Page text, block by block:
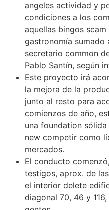
angeles actividad y
condiciones a los
aquellas bingos
gastronomía sumado
secretario common
Pablo Santín, según
Este proyecto irá
la mejora de la
junto al resto para
comienzos de año,
una foundation
new competir como
mercados.
El conducto
testigos, aprox. de
el interior delete
diagonal 70, 46 y